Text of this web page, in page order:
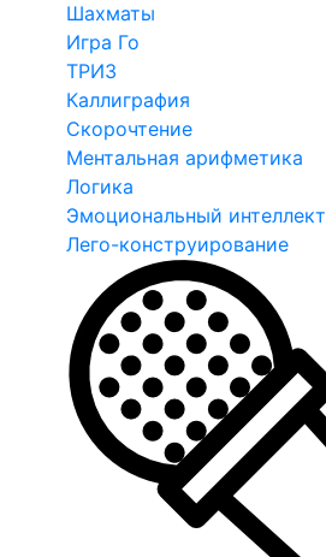
Шахматы
Игра Го
ТРИЗ
Каллиграфия
Скорочтение
Ментальная арифметика
Логика
Эмоциональный интеллект
Лего-конструирование